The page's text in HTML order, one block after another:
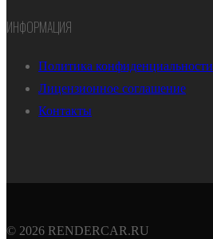
ИНФОРМАЦИЯ
Политика конфиденциальности
Лицензионное соглашение
Контакты
© 2026 RENDERCAR.RU